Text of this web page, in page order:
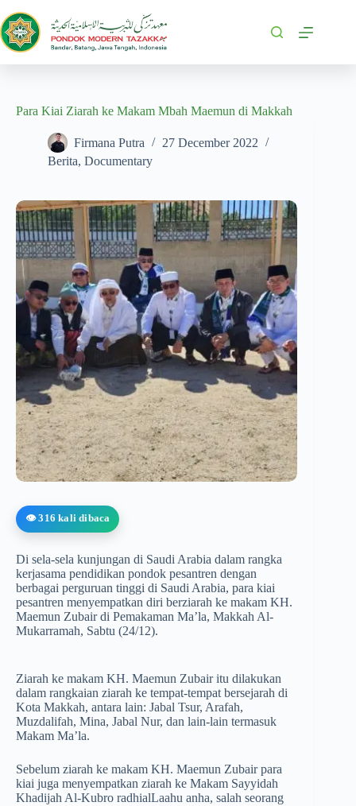
Para Kiai Ziarah ke Makam Mbah Maemun di Makkah
Firmana Putra
27 December 2022
Berita, Documentary
👁️ 316 kali dibaca
Di sela-sela kunjungan di Saudi Arabia dalam rangka
kerjasama pendidikan pondok pesantren dengan
berbagai perguruan tinggi di Saudi Arabia, para kiai
pesantren menyempatkan diri berziarah ke makam KH.
Maemun Zubair di Pemakaman Ma’la, Makkah Al-
Mukarramah, Sabtu (24/12).
Ziarah ke makam KH. Maemun Zubair itu dilakukan
dalam rangkaian ziarah ke tempat-tempat bersejarah di
Kota Makkah, antara lain: Jabal Tsur, Arafah,
Muzdalifah, Mina, Jabal Nur, dan lain-lain termasuk
Makam Ma’la.
Sebelum ziarah ke makam KH. Maemun Zubair para
kiai juga menyempatkan ziarah ke Makam Sayyidah
Khadijah Al-Kubro radhialLaahu anha, salah seorang